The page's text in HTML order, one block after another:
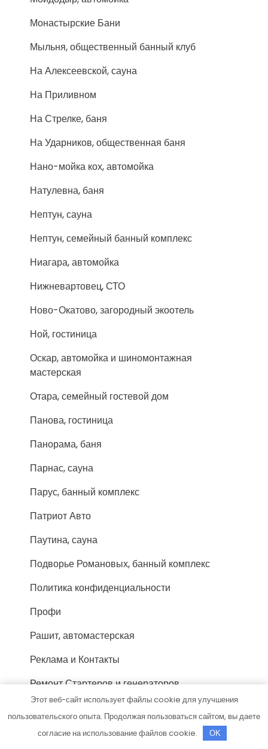
Монастырские Бани
Мыльня, общественный банный клуб
На Алексеевской, сауна
На Приливном
На Стрелке, баня
На Ударников, общественная баня
Нано-мойка кох, автомойка
Натулевна, баня
Нептун, сауна
Нептун, семейный банный комплекс
Ниагара, автомойка
Нижневартовец, СТО
Ново-Окатово, загородный экоотель
Ной, гостиница
Оскар, автомойка и шиномонтажная
мастерская
Отара, семейный гостевой дом
Панова, гостиница
Панорама, баня
Парнас, сауна
Парус, банный комплекс
Патриот Авто
Паутина, сауна
Подворье Романовых, банный комплекс
Политика конфиденциальности
Профи
Рашит, автомастерская
Реклама и Контакты
Ремонт Стартеров и генераторов
Ремонт Турбин и Рулевых Реек
Ремонт форсунок
Этот веб-сайт использует файлы cookie для улучшения
пользовательского опыта. Продолжая пользоваться сайтом, вы даете
согласие на использование файлов cookie.
OK